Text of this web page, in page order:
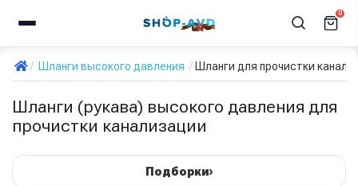
0
Шланги высокого давления Шланги для прочистки
Шланги (рукава) высокого давления для
прочистки канализации
Подборки›